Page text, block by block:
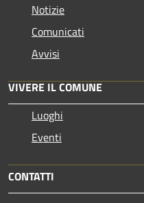
Notizie
Comunicati
Avvisi
VIVERE IL COMUNE
Luoghi
Eventi
CONTATTI